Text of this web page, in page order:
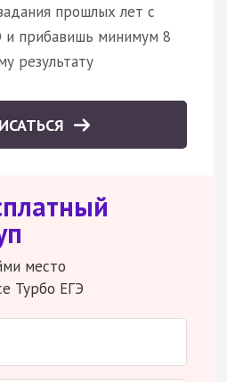
прошлых лет с
и прибавишь минимум 8
результату
место
Турбо ЕГЭ